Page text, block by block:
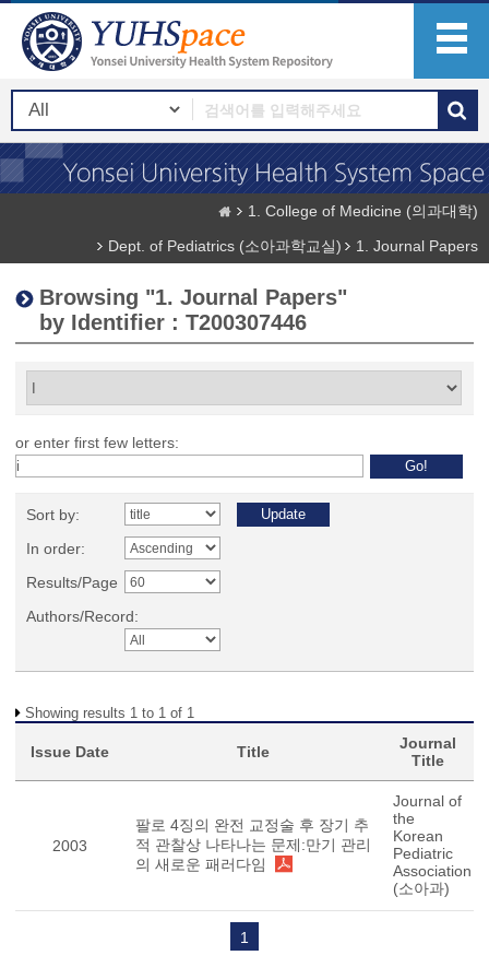
1. College of Medicine (의과대학)
Dept. of Pediatrics (소아과학교실)
1. Journal Papers
Browsing "1. Journal Papers"
by Identifier : T200307446
or enter first few letters:
Sort by:
In order:
Results/Page
Authors/Record:
Showing results 1 to 1 of 1
Issue Date Title
Journal
Title
2003
팔로 4징의 완전 교정술 후 장기 추
적 관찰상 나타나는 문제:만기 관리
의 새로운 패러다임
Journal of
the
Korean
Pediatric
Association
(소아과)
1